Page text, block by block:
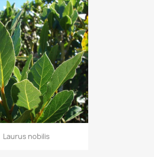
Aperçu rapide
Laurus nobilis